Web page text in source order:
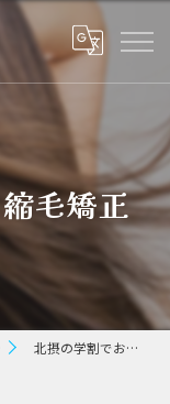
毛矯正
北摂の学割でお得な縮毛矯正